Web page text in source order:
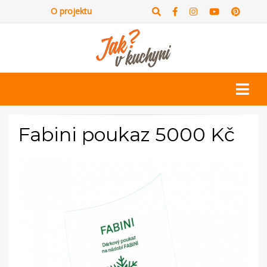
O projektu
Fabini poukaz 5000 Kč